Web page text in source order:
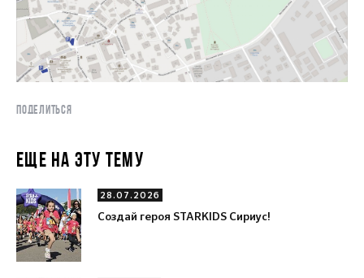
ПОДЕЛИТЬСЯ
ЕЩЕ НА ЭТУ ТЕМУ
28.07.2026
Создай героя STARKIDS Сириус!